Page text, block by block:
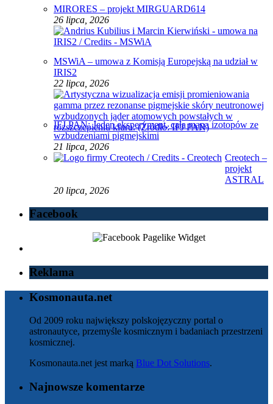
MIRORES – projekt MIRGUARD614
26 lipca, 2026
MSWiA – umowa z Komisją Europejską na udział w
IRIS2
22 lipca, 2026
IFJ PAN: Jeden eksperyment, cała mapa izotopów ze
wzbudzeniami pigmejskimi
21 lipca, 2026
Creotech –
projekt
ASTRAL
20 lipca, 2026
Facebook
Reklama
Kosmonauta.net
Od 2009 roku największy polskojęzyczny portal o
astronautyce, przemyśle kosmicznym i badaniach przestrzeni
kosmicznej.
Kosmonauta.net jest marką Blue Dot Solutions.
Najnowsze komentarze